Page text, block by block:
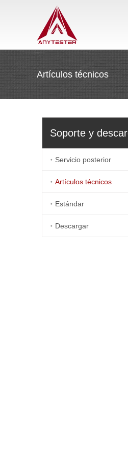
Artículos técnicos
Soporte y
Servicio posterior
Artículos técnicos
Estándar
Descargar